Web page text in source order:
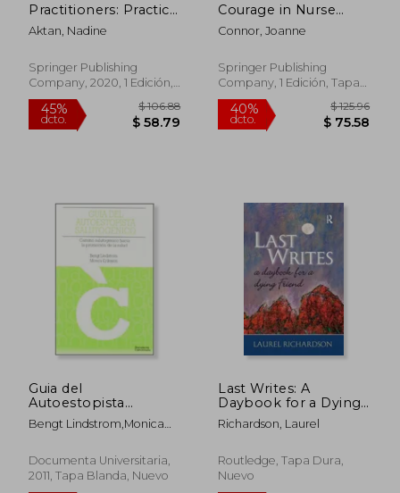
45%
dcto.
40%
dcto. $
Practitioners: Practice
Essentials for Clinical
Subspecialties (en
Aktan, Nadine
Springer Publishing
Company, 2020, 1 Edición,
Tapa Blanda, Nuevo
Courage in Nurse
Executive Leadership:
A Competency
Inglés)
Connor, Joanne
Springer Publishing
Company, 1 Edición, Tapa
Blanda, Nuevo
Guia del
Autoestopista
Salutogenico: Camino
Salutogenico Hacia la
Salud
Bengt Lindstrom,Monica
Documenta Universitaria,
2011, Tapa Blanda, Nuevo
Last Writes: A
Daybook for a Dying
Friend (en Inglés)
Richardson, Laurel
Routledge, Tapa Dura,
Nuevo